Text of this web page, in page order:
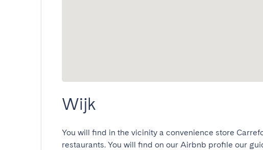
Wijk
You will find in the vicinity a convenience store
restaurants. You will find on our Airbnb profile our